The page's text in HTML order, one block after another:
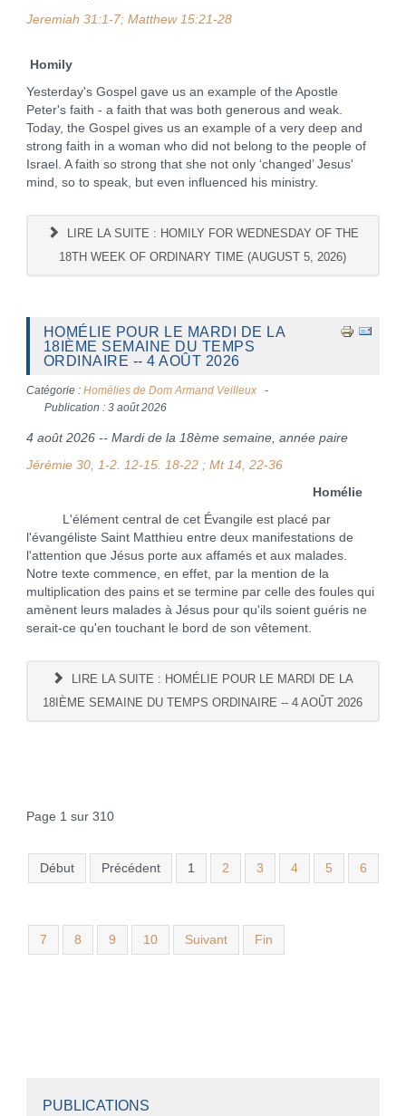
Jeremiah 31:1-7; Matthew 15:21-28
Homily
Yesterday's Gospel gave us an example of the Apostle
Peter's faith - a faith that was both generous and weak.
Today, the Gospel gives us an example of a very deep and
strong faith in a woman who did not belong to the people of
Israel. A faith so strong that she not only ‘changed’ Jesus'
mind, so to speak, but even influenced his ministry.
LIRE LA SUITE : HOMILY FOR WEDNESDAY OF THE
18TH WEEK OF ORDINARY TIME (AUGUST 5, 2026)
HOMÉLIE POUR LE MARDI DE LA
18IÈME SEMAINE DU TEMPS
ORDINAIRE -- 4 AOÛT 2026
Catégorie : Homélies de Dom Armand Veilleux
Publication : 3 août 2026
4 août 2026 -- Mardi de la 18ème semaine, année paire
Jérémie 30, 1-2. 12-15. 18-22 ; Mt 14, 22-36
Homélie
L'élément central de cet Évangile est placé par
l'évangéliste Saint Matthieu entre deux manifestations de
l'attention que Jésus porte aux affamés et aux malades.
Notre texte commence, en effet, par la mention de la
multiplication des pains et se termine par celle des foules qui
amènent leurs malades à Jésus pour qu'ils soient guéris ne
serait-ce qu'en touchant le bord de son vêtement.
LIRE LA SUITE : HOMÉLIE POUR LE MARDI DE LA
18IÈME SEMAINE DU TEMPS ORDINAIRE -- 4 AOÛT 2026
Page 1 sur 310
Début Précédent 1 2 3 4 5 6
7 8 9 10 Suivant Fin
PUBLICATIONS